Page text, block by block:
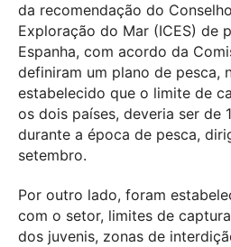
da recomendação do
Exploração do Mar (ICES) de
Espanha, com acordo da
definiram um plano de pesca,
estabelecido que o limite de
os dois países, deveria ser de
durante a época de pesca,
setembro.
Por outro lado, foram
com o setor, limites de
dos juvenis, zonas de